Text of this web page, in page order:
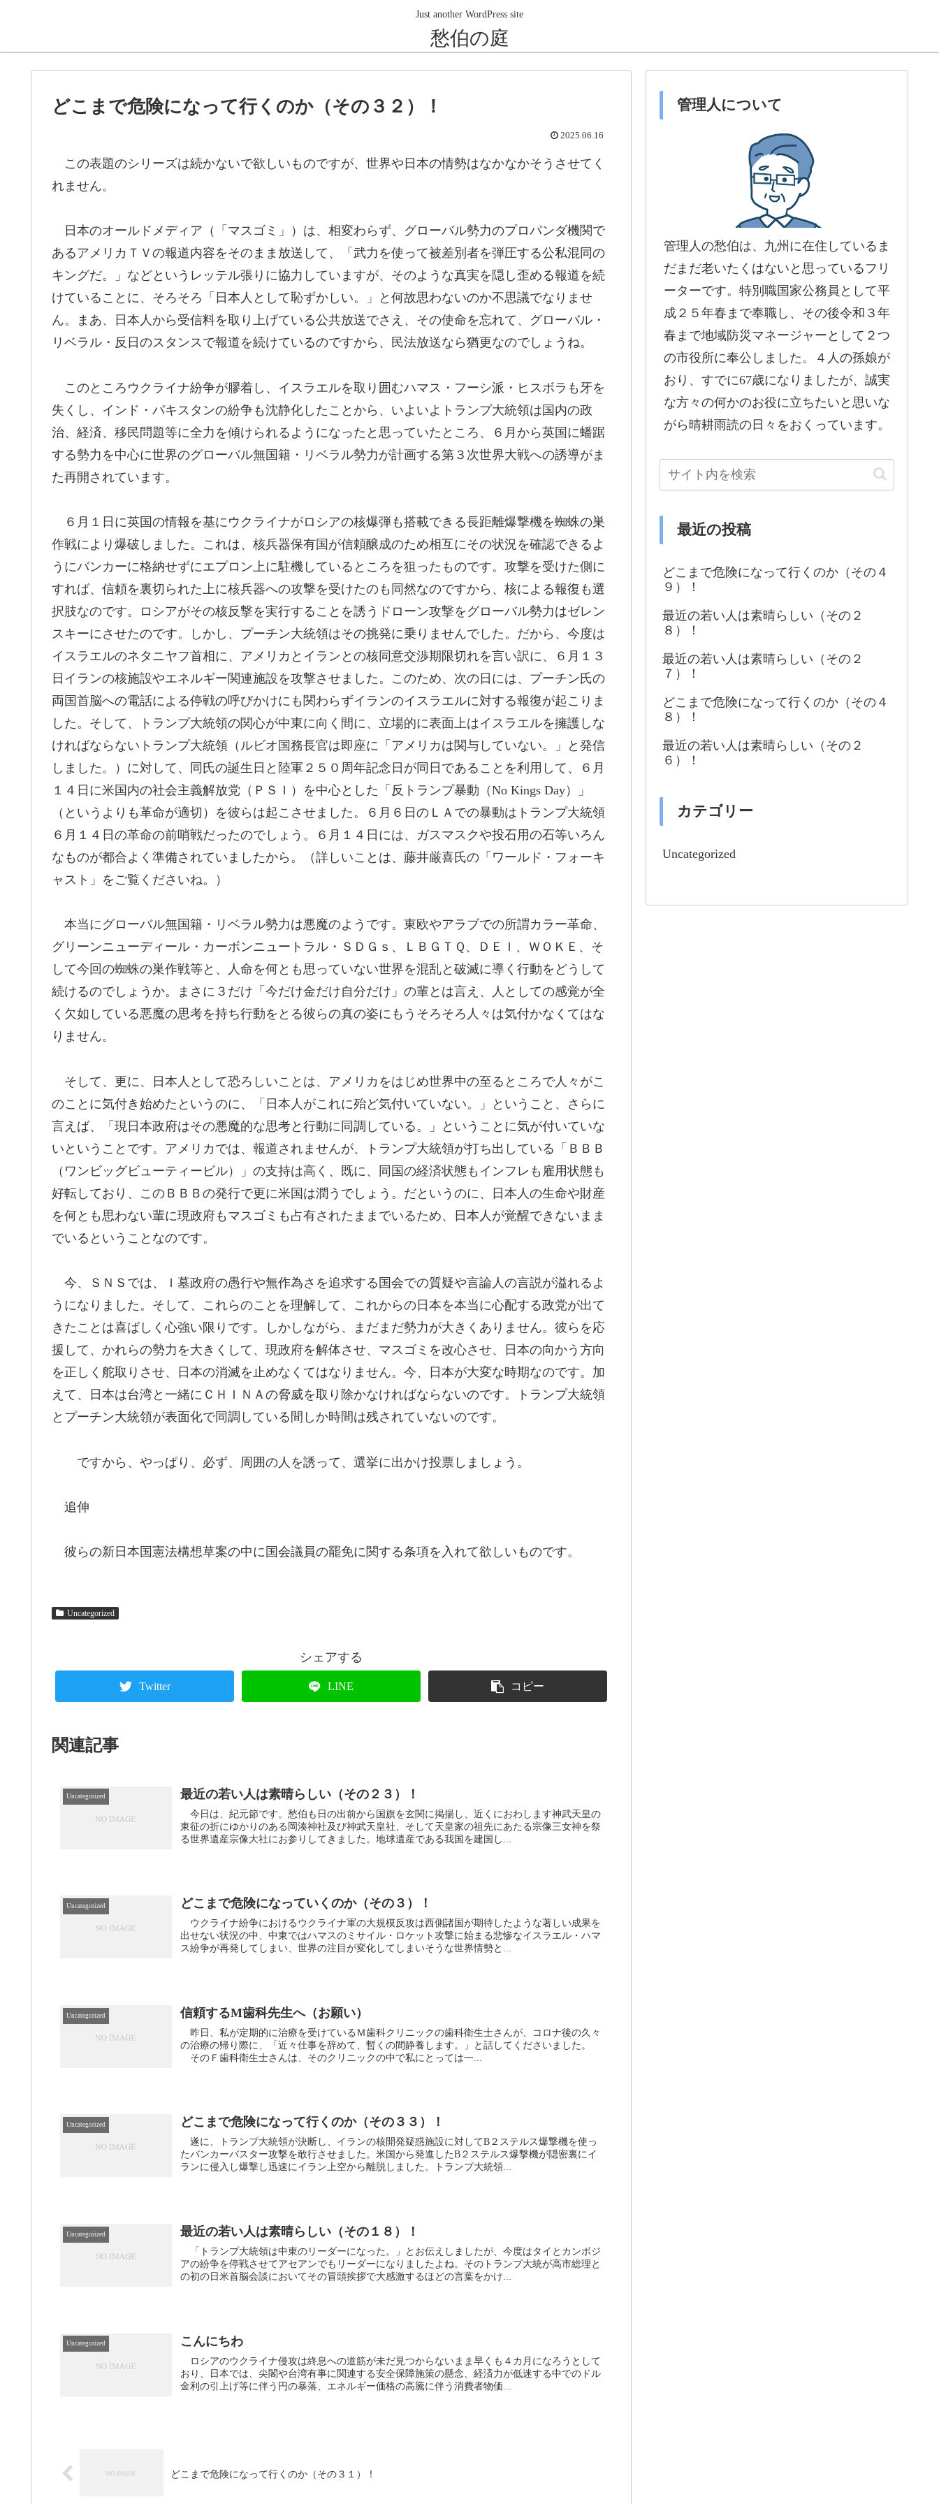
Just another WordPress site
愁伯の庭
どこまで危険になって行くのか（その３２）！
2025.06.16
この表題のシリーズは続かないで欲しいものですが、世界や日本の情勢はなかなかそうさせてく
れません。
日本のオールドメディア（「マスゴミ」）は、相変わらず、グローバル勢力のプロパンダ機関で
あるアメリカＴＶの報道内容をそのまま放送して、「武力を使って被差別者を弾圧する公私混同の
キングだ。」などというレッテル張りに協力していますが、そのような真実を隠し歪める報道を続
けていることに、そろそろ「日本人として恥ずかしい。」と何故思わないのか不思議でなりませ
ん。まあ、日本人から受信料を取り上げている公共放送でさえ、その使命を忘れて、グローバル・
リベラル・反日のスタンスで報道を続けているのですから、民法放送なら猶更なのでしょうね。
このところウクライナ紛争が膠着し、イスラエルを取り囲むハマス・フーシ派・ヒスボラも牙を
失くし、インド・パキスタンの紛争も沈静化したことから、いよいよトランプ大統領は国内の政
治、経済、移民問題等に全力を傾けられるようになったと思っていたところ、６月から英国に蟠踞
する勢力を中心に世界のグローバル無国籍・リベラル勢力が計画する第３次世界大戦への誘導がま
た再開されています。
６月１日に英国の情報を基にウクライナがロシアの核爆弾も搭載できる長距離爆撃機を蜘蛛の巣
作戦により爆破しました。これは、核兵器保有国が信頼醸成のため相互にその状況を確認できるよ
うにバンカーに格納せずにエプロン上に駐機しているところを狙ったものです。攻撃を受けた側に
すれば、信頼を裏切られた上に核兵器への攻撃を受けたのも同然なのですから、核による報復も選
択肢なのです。ロシアがその核反撃を実行することを誘うドローン攻撃をグローバル勢力はゼレン
スキーにさせたのです。しかし、プーチン大統領はその挑発に乗りませんでした。だから、今度は
イスラエルのネタニヤフ首相に、アメリカとイランとの核同意交渉期限切れを言い訳に、６月１３
日イランの核施設やエネルギー関連施設を攻撃させました。このため、次の日には、プーチン氏の
両国首脳への電話による停戦の呼びかけにも関わらずイランのイスラエルに対する報復が起こりま
した。そして、トランプ大統領の関心が中東に向く間に、立場的に表面上はイスラエルを擁護しな
ければならないトランプ大統領（ルビオ国務長官は即座に「アメリカは関与していない。」と発信
しました。）に対して、同氏の誕生日と陸軍２５０周年記念日が同日であることを利用して、６月
１４日に米国内の社会主義解放党（ＰＳＩ）を中心とした「反トランプ暴動（No Kings Day）」
（というよりも革命が適切）を彼らは起こさせました。６月６日のＬＡでの暴動はトランプ大統領
６月１４日の革命の前哨戦だったのでしょう。６月１４日には、ガスマスクや投石用の石等いろん
なものが都合よく準備されていましたから。（詳しいことは、藤井厳喜氏の「ワールド・フォーキ
ャスト」をご覧くださいね。）
本当にグローバル無国籍・リベラル勢力は悪魔のようです。東欧やアラブでの所謂カラー革命、
グリーンニューディール・カーボンニュートラル・ＳＤＧｓ、ＬＢＧＴＱ、ＤＥＩ、ＷＯＫＥ、そ
して今回の蜘蛛の巣作戦等と、人命を何とも思っていない世界を混乱と破滅に導く行動をどうして
続けるのでしょうか。まさに３だけ「今だけ金だけ自分だけ」の輩とは言え、人としての感覚が全
く欠如している悪魔の思考を持ち行動をとる彼らの真の姿にもうそろそろ人々は気付かなくてはな
りません。
そして、更に、日本人として恐ろしいことは、アメリカをはじめ世界中の至るところで人々がこ
のことに気付き始めたというのに、「日本人がこれに殆ど気付いていない。」ということ、さらに
言えば、「現日本政府はその悪魔的な思考と行動に同調している。」ということに気が付いていな
いということです。アメリカでは、報道されませんが、トランプ大統領が打ち出している「ＢＢＢ
（ワンビッグビューティービル）」の支持は高く、既に、同国の経済状態もインフレも雇用状態も
好転しており、このＢＢＢの発行で更に米国は潤うでしょう。だというのに、日本人の生命や財産
を何とも思わない輩に現政府もマスゴミも占有されたままでいるため、日本人が覚醒できないまま
でいるということなのです。
今、ＳＮＳでは、Ｉ墓政府の愚行や無作為さを追求する国会での質疑や言論人の言説が溢れるよ
うになりました。そして、これらのことを理解して、これからの日本を本当に心配する政党が出て
きたことは喜ばしく心強い限りです。しかしながら、まだまだ勢力が大きくありません。彼らを応
援して、かれらの勢力を大きくして、現政府を解体させ、マスゴミを改心させ、日本の向かう方向
を正しく舵取りさせ、日本の消滅を止めなくてはなりません。今、日本が大変な時期なのです。加
えて、日本は台湾と一緒にＣＨＩＮＡの脅威を取り除かなければならないのです。トランプ大統領
とプーチン大統領が表面化で同調している間しか時間は残されていないのです。
ですから、やっぱり、必ず、周囲の人を誘って、選挙に出かけ投票しましょう。
追伸
彼らの新日本国憲法構想草案の中に国会議員の罷免に関する条項を入れて欲しいものです。
Uncategorized
シェアする
Twitter LINE コピー
関連記事
Uncategorized 最近の若い人は素晴らしい（その２３）！
今日は、紀元節です。愁伯も日の出前から国旗を玄関に掲揚し、近くにおわします神武天皇の
東征の折にゆかりのある岡湊神社及び神武天皇社、そして天皇家の祖先にあたる宗像三女神を祭
る世界遺産宗像大社にお参りしてきました。地球遺産である我国を建国し...
Uncategorized どこまで危険になっていくのか（その３）！
ウクライナ紛争におけるウクライナ軍の大規模反攻は西側諸国が期待したような著しい成果を
出せない状況の中、中東ではハマスのミサイル・ロケット攻撃に始まる悲惨なイスラエル・ハマ
ス紛争が再発してしまい、世界の注目が変化してしまいそうな世界情勢と...
Uncategorized 信頼するM歯科先生へ（お願い）
昨日、私が定期的に治療を受けているＭ歯科クリニックの歯科衛生士さんが、コロナ後の久々
の治療の帰り際に、「近々仕事を辞めて、暫くの間静養します。」と話してくださいました。
そのＦ歯科衛生士さんは、そのクリニックの中で私にとっては一...
Uncategorized どこまで危険になって行くのか（その３３）！
遂に、トランプ大統領が決断し、イランの核開発疑惑施設に対してB２ステルス爆撃機を使っ
たバンカーバスター攻撃を敢行させました。米国から発進したB２ステルス爆撃機が隠密裏にイ
ランに侵入し爆撃し迅速にイラン上空から離脱しました。トランプ大統領...
Uncategorized 最近の若い人は素晴らしい（その１８）！
「トランプ大統領は中東のリーダーになった。」とお伝えしましたが、今度はタイとカンボジ
アの紛争を停戦させてアセアンでもリーダーになりましたよね。そのトランプ大統が高市総理と
の初の日米首脳会談においてその冒頭挨拶で大感激するほどの言葉をかけ...
Uncategorized こんにちわ
ロシアのウクライナ侵攻は終息への道筋が未だ見つからないまま早くも４カ月になろうとして
おり、日本では、尖閣や台湾有事に関連する安全保障施策の懸念、経済力が低迷する中でのドル
金利の引上げ等に伴う円の暴落、エネルギー価格の高騰に伴う消費者物価...
どこまで危険になって行くのか（その３１）！
管理人について
管理人の愁伯は、九州に在住しているま
だまだ老いたくはないと思っているフリ
ーターです。特別職国家公務員として平
成２５年春まで奉職し、その後令和３年
春まで地域防災マネージャーとして２つ
の市役所に奉公しました。４人の孫娘が
おり、すでに67歳になりましたが、誠実
な方々の何かのお役に立ちたいと思いな
がら晴耕雨読の日々をおくっています。
最近の投稿
どこまで危険になって行くのか（その４
９）！
最近の若い人は素晴らしい（その２
８）！
最近の若い人は素晴らしい（その２
７）！
どこまで危険になって行くのか（その４
８）！
最近の若い人は素晴らしい（その２
６）！
カテゴリー
Uncategorized